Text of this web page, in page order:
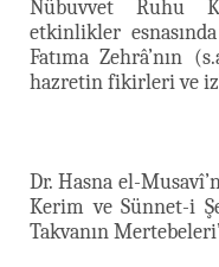
Nübuvvet Ruhu
etkinlikler
Fatıma Zehrâ’nın
hazretin fikirleri ve
Dr. Hasna el-
Kerim ve Sünnet-i
Takvanın